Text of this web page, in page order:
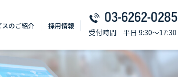
のご紹介 採⽤情報
03-6262-0285
受付時間 平日 9:30～17:30